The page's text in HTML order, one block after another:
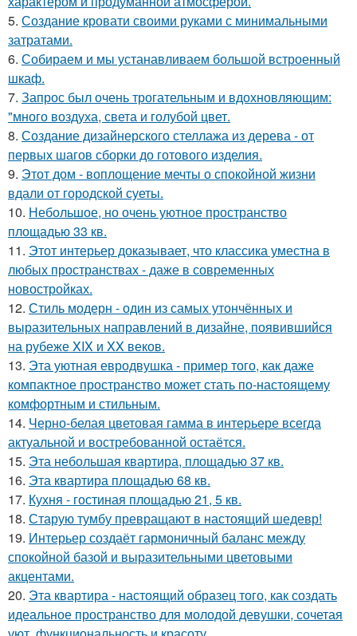
5. Создание кровати своими руками с минимальными
затратами.
6. Собираем и мы устанавливаем большой встроенный
шкаф.
7. Запрос был очень трогательным и вдохновляющим:
"много воздуха, света и голубой цвет.
8. Создание дизайнерского стеллажа из дерева - от
первых шагов сборки до готового изделия.
9. Этот дом - воплощение мечты о спокойной жизни
вдали от городской суеты.
10. Небольшое, но очень уютное пространство
площадью 33 кв.
11. Этот интерьер доказывает, что классика уместна в
любых пространствах - даже в современных
новостройках.
12. Стиль модерн - один из самых утончённых и
выразительных направлений в дизайне, появившийся
на рубеже XIX и XX веков.
13. Эта уютная евродвушка - пример того, как даже
компактное пространство может стать по-настоящему
комфортным и стильным.
14. Черно-белая цветовая гамма в интерьере всегда
актуальной и востребованной остаётся.
15. Эта небольшая квартира, площадью 37 кв.
16. Эта квартира площадью 68 кв.
17. Кухня - гостиная площадью 21, 5 кв.
18. Старую тумбу превращают в настоящий шедевр!
19. Интерьер создаёт гармоничный баланс между
спокойной базой и выразительными цветовыми
акцентами.
20. Эта квартира - настоящий образец того, как создать
идеальное пространство для молодой девушки, сочетая